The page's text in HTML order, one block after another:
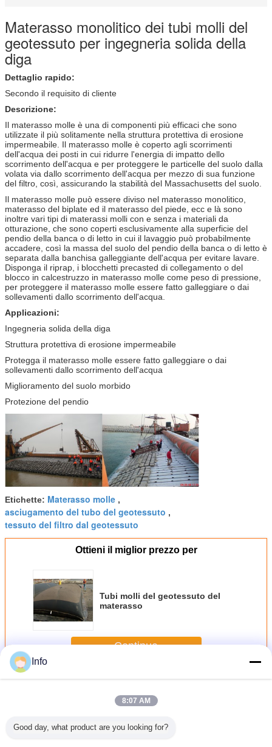
Materasso monolitico dei tubi molli del
geotessuto per ingegneria solida della
diga
Dettaglio rapido:
Secondo il requisito di cliente
Descrizione:
Il materasso molle è una di componenti più efficaci che sono
utilizzate il più solitamente nella struttura protettiva di erosione
impermeabile. Il materasso molle è coperto agli scorrimenti
dell'acqua dei posti in cui ridurre l'energia di impatto dello
scorrimento dell'acqua e per proteggere le particelle del suolo dalla
volata via dallo scorrimento dell'acqua per mezzo di sua funzione
del filtro, così, assicurando la stabilità del Massachusetts del suolo.
Il materasso molle può essere diviso nel materasso monolitico,
materasso del biplate ed il materasso del piede, ecc e là sono
inoltre vari tipi di materassi molli con e senza i materiali da
otturazione, che sono coperti esclusivamente alla superficie del
pendio della banca o di letto in cui il lavaggio può probabilmente
accadere, così la massa del suolo del pendio della banca o di letto è
separata dalla banchisa galleggiante dell'acqua per evitare lavare.
Disponga il riprap, i blocchetti precasted di collegamento o del
blocco in calcestruzzo in materasso molle come peso di pressione,
per proteggere il materasso molle essere fatto galleggiare o dai
sollevamenti dallo scorrimento dell'acqua.
Applicazioni:
Ingegneria solida della diga
Struttura protettiva di erosione impermeabile
Protegga il materasso molle essere fatto galleggiare o dai
sollevamenti dallo scorrimento dell'acqua
Miglioramento del suolo morbido
Protezione del pendio
Etichette: Materasso molle ,
asciugamento del tubo del geotessuto ,
tessuto del filtro dal geotessuto
Ottieni il miglior prezzo per
Tubi molli del geotessuto del
materasso
Continua
PiùTubi del geotessuto
Info
8:07 AM
Good day, what product are you looking for?